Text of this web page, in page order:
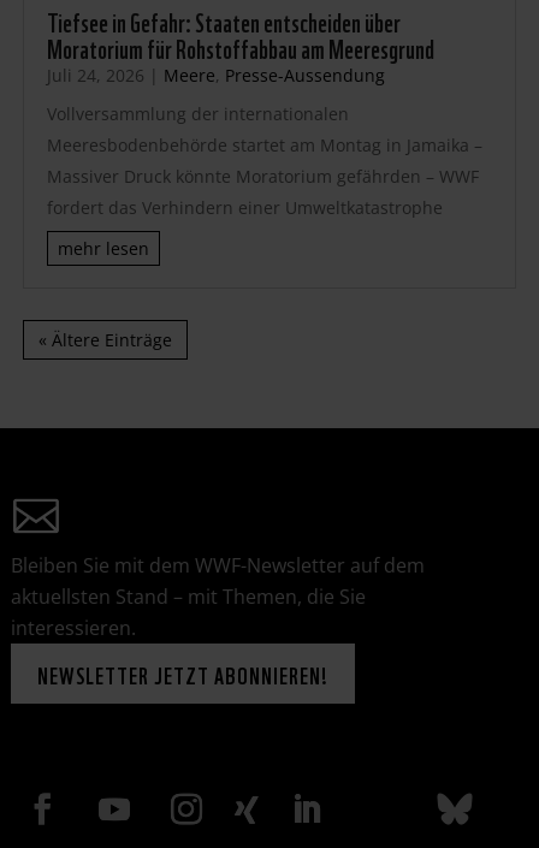
Tiefsee in Gefahr: Staaten entscheiden über
Moratorium für Rohstoffabbau am Meeresgrund
Juli 24, 2026 | Meere, Presse-Aussendung
Vollversammlung der internationalen
Meeresbodenbehörde startet am Montag in Jamaika –
Massiver Druck könnte Moratorium gefährden – WWF
fordert das Verhindern einer Umweltkatastrophe
mehr lesen
« Ältere Einträge
Bleiben Sie mit dem WWF-Newsletter auf dem
aktuellsten Stand – mit Themen, die Sie
interessieren.
NEWSLETTER JETZT ABONNIEREN!